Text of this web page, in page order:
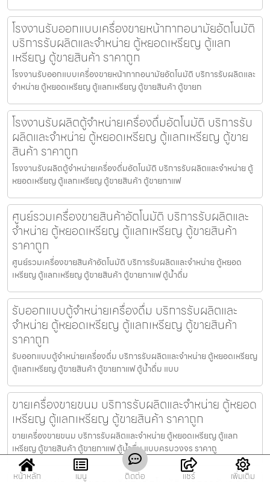
โรงงานรับออกแบบเครื่องขายหน้ากากอนามัย​อัตโนมัติ
บริการรับผลิตและจำหน่าย ตู้หยอดเหรียญ ตู้แลก
เหรียญ ตู้ขายสินค้า ราคาถูก
โรงงานรับออกแบบเครื่องขายหน้ากากอนามัย​อัตโนมัติ บริการรับผลิตและ
จำหน่าย ตู้หยอดเหรียญ ตู้แลกเหรียญ ตู้ขายสินค้า ตู้ขายก
โรงงานรับผลิตตู้จำหน่ายเครื่องดื่ม​อัตโนมัติ บริการรับ
ผลิตและจำหน่าย ตู้หยอดเหรียญ ตู้แลกเหรียญ ตู้ขาย
สินค้า ราคาถูก
โรงงานรับผลิตตู้จำหน่ายเครื่องดื่ม​อัตโนมัติ บริการรับผลิตและจำหน่าย ตู้
หยอดเหรียญ ตู้แลกเหรียญ ตู้ขายสินค้า ตู้ขายกาแฟ
ศูนย์รวมเครื่องขายสินค้า​อัตโนมัติ บริการรับผลิตและ
จำหน่าย ตู้หยอดเหรียญ ตู้แลกเหรียญ ตู้ขายสินค้า
ราคาถูก
ศูนย์รวมเครื่องขายสินค้า​อัตโนมัติ บริการรับผลิตและจำหน่าย ตู้หยอด
เหรียญ ตู้แลกเหรียญ ตู้ขายสินค้า ตู้ขายกาแฟ ตู้น้ำดื่ม
รับออกแบบตู้จำหน่ายเครื่องดื่ม บริการรับผลิตและ
จำหน่าย ตู้หยอดเหรียญ ตู้แลกเหรียญ ตู้ขายสินค้า
ราคาถูก
รับออกแบบตู้จำหน่ายเครื่องดื่ม บริการรับผลิตและจำหน่าย ตู้หยอดเหรียญ
ตู้แลกเหรียญ ตู้ขายสินค้า ตู้ขายกาแฟ ตู้น้ำดื่ม แบบ
ขายเครื่องขายขนม บริการรับผลิตและจำหน่าย ตู้หยอด
เหรียญ ตู้แลกเหรียญ ตู้ขายสินค้า ราคาถูก
ขายเครื่องขายขนม บริการรับผลิตและจำหน่าย ตู้หยอดเหรียญ ตู้แลก
เหรียญ ตู้ขายสินค้า ตู้ขายกาแฟ ตู้น้ำดื่ม แบบครบวงจร ราคาถู
หน้าหลัก เมนู ติดต่อ แชร์ เพิ่มเติม